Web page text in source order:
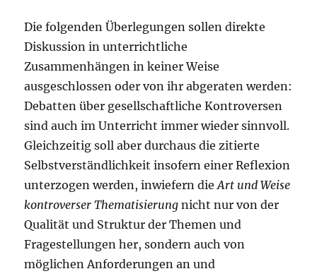
Die folgenden Überlegungen sollen direkte
Diskussion in unterrichtliche
Zusammenhängen in keiner Weise
ausgeschlossen oder von ihr abgeraten werden:
Debatten über gesellschaftliche Kontroversen
sind auch im Unterricht immer wieder sinnvoll.
Gleichzeitig soll aber durchaus die zitierte
Selbstverständlichkeit insofern einer Reflexion
unterzogen werden, inwiefern dieArt und Weise
kontroverser Thematisierung nicht nur von der
Qualität und Struktur der Themen und
Fragestellungen her, sondern auch von
möglichen Anforderungen an und